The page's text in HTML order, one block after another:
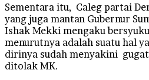
Sementara itu, Caleg partai
yang juga mantan Gubernur
Ishak Mekki mengaku
menurutnya adalah suatu hal
dirinya sudah menyakini
ditolak MK.